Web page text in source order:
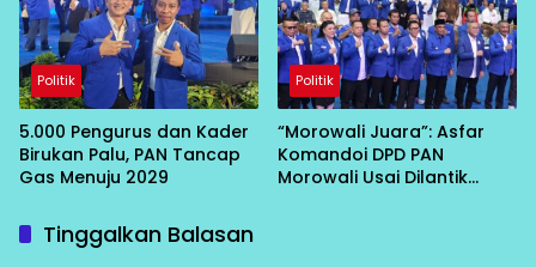
Politik
5.000 Pengurus dan Kader
Birukan Palu, PAN Tancap
Gas Menuju 2029
Politik
“Morowali Juara”: Asfar
Komandoi DPD PAN
Morowali Usai Dilantik
Tinggalkan Balasan